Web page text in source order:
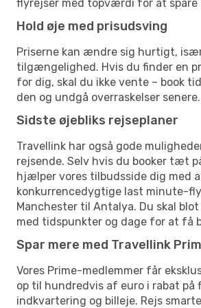
flyrejser med topværdi for at spare
Hold øje med prisudsving
Priserne kan ændre sig hurtigt,
tilgængelighed. Hvis du finder en
for dig, skal du ikke vente – book
den og undgå overraskelser senere.
Sidste øjebliks rejseplaner
Travellink har også gode
rejsende. Selv hvis du booker tæt
hjælper vores tilbudsside dig med
konkurrencedygtige last minute-
Manchester til Antalya. Du skal
med tidspunkter og dage for at få
Spar mere med Travellink
Vores Prime-medlemmer får
op til hundredvis af euro i rabat på
indkvartering og billeje. Rejs